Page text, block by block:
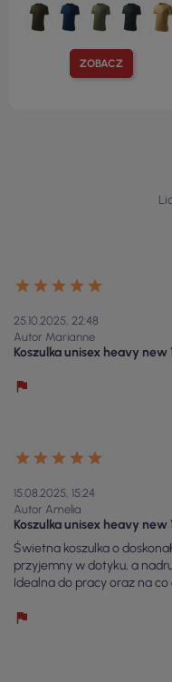
ZOBACZ
25.10.2025, 22:48
Autor Marianne
Koszulka unisex heavy
15.08.2025, 15:24
Autor Amelia
Koszulka unisex heavy
Świetna koszulka o
przyjemny w dotyku, a
Idealna do pracy oraz na